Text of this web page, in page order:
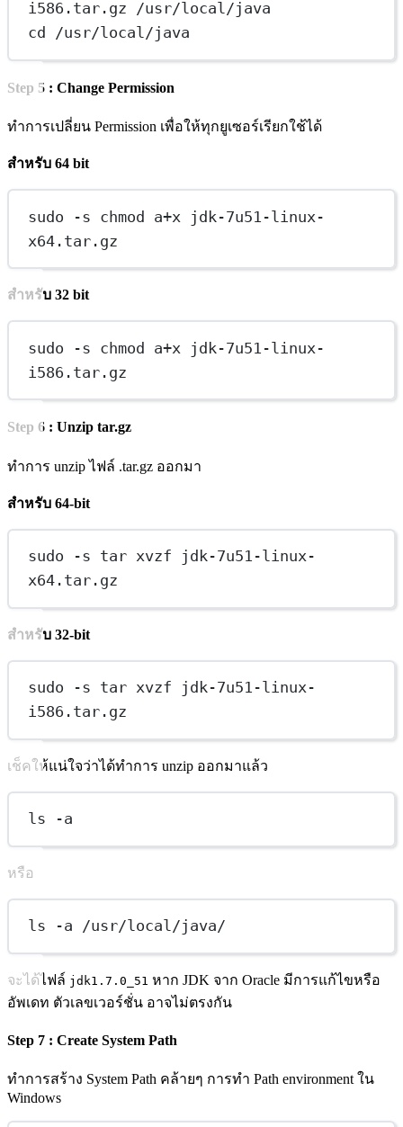
i586.tar.gz /usr/local/java
cd /usr/local/java
Step 5 : Change Permission
ทำการเปลี่ยน Permission เพื่อให้ทุกยูเซอร์เรียกใช้ได้
สำหรับ 64 bit
sudo -s chmod a+x jdk-7u51-linux-
x64.tar.gz
สำหรับ 32 bit
sudo -s chmod a+x jdk-7u51-linux-
i586.tar.gz
Step 6 : Unzip tar.gz
ทำการ unzip ไฟล์ .tar.gz ออกมา
สำหรับ 64-bit
sudo -s tar xvzf jdk-7u51-linux-
x64.tar.gz
สำหรับ 32-bit
sudo -s tar xvzf jdk-7u51-linux-
i586.tar.gz
เช็คให้แน่ใจว่าได้ทำการ unzip ออกมาแล้ว
ls -a
หรือ
ls -a /usr/local/java/
จะได้ไฟล์ jdk1.7.0_51 หาก JDK จาก Oracle มีการแก้ไขหรือ
อัพเดท ตัวเลขเวอร์ชั่น อาจไม่ตรงกัน
Step 7 : Create System Path
ทำการสร้าง System Path คล้ายๆ การทำ Path environment ใน
Windows